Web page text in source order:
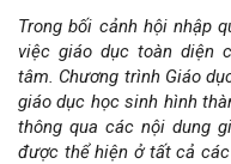
chính
của
bài
Trong bối cảnh hội nhập
việc giáo dục toàn diện
tâm. Chương trình Giáo
giáo dục học sinh hình
thông qua các nội dung
được thể hiện ở tất cả